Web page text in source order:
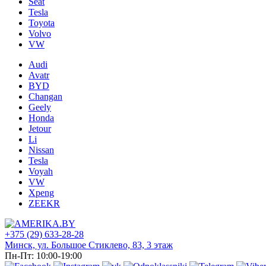
Tesla
Toyota
Volvo
VW
Audi
Avatr
BYD
Changan
Geely
Honda
Jetour
Li
Nissan
Tesla
Voyah
VW
Xpeng
ZEEKR
+375 (29) 633-28-28
Минск, ул. Большое Стиклево, 83, 3 этаж
Пн-Пт: 10:00-19:00